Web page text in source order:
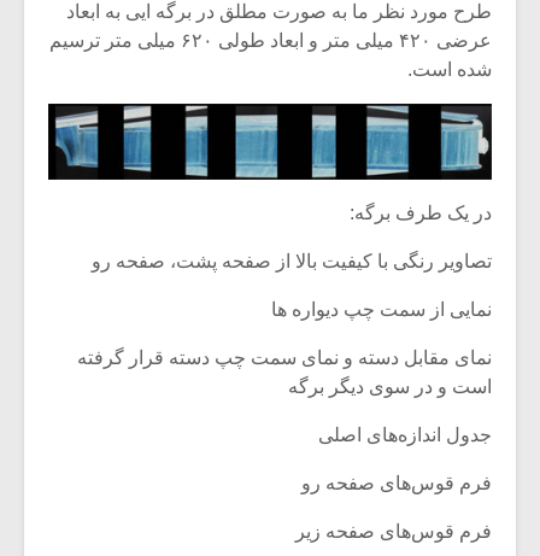
طرح مورد نظر ما به صورت مطلق در برگه ایی به ابعاد
عرضی ۴۲۰ میلی متر و ابعاد طولی ۶۲۰ میلی متر ترسیم
شده است.
در یک طرف برگه:
تصاویر رنگی با کیفیت بالا از صفحه پشت، صفحه رو
نمایی از سمت چپ دیواره ها
نمای مقابل دسته و نمای سمت چپ دسته قرار گرفته
است و در سوی دیگر برگه
جدول اندازه‌های اصلی
فرم قوس‌های صفحه رو
فرم قوس‌های صفحه زیر
یادداشتی بر موسیقی
شیش و نیم»
مشهورترین باشی،
دوره
موسیقی
موسیقی